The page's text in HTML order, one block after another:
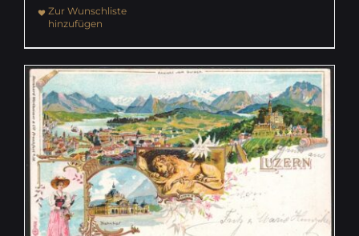
Zur Wunschliste
hinzufügen